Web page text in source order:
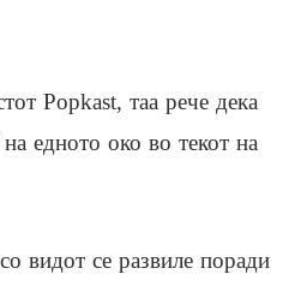
Popkast, таа рече дека
на едното око во текот на
видот се развиле поради